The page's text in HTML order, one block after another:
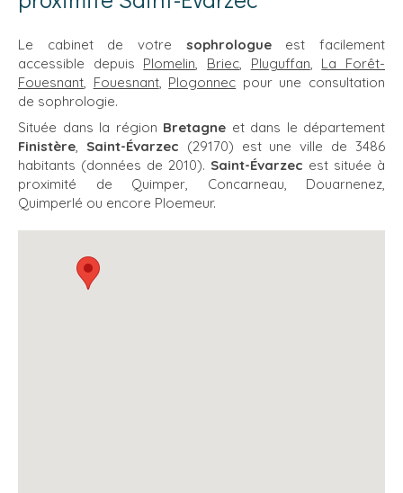
Le cabinet de votre sophrologueest facilement
accessible depuis Plomelin, Briec, Pluguffan, La Forêt-
Fouesnant, Fouesnant, Plogonnec pour une consultation
de sophrologie.
Située dans la région Bretagne et dans le département
Finistère, Saint-Évarzec (29170) est une ville de 3486
habitants (données de 2010). Saint-Évarzec est située à
proximité de Quimper, Concarneau, Douarnenez,
Quimperlé ou encore Ploemeur.